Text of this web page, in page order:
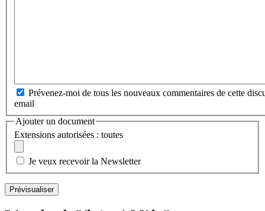
Prévenez-moi de tous les nouveaux commentaires de cette
email
Ajouter un document
Extensions autorisées : toutes
Je veux recevoir la Newsletter